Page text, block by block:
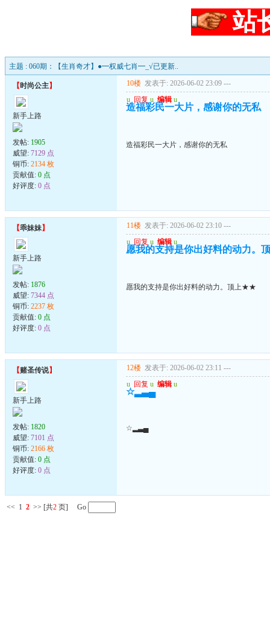
站
主题 : 060期：【生肖奇才】●━权威七肖━_√已更新..
【时尚公主】
新手上路
发帖: 1905
威望: 7129 点
铜币: 2134 枚
贡献值: 0 点
好评度: 0 点
10楼 发表于: 2026-06-02 23:09 ---
u 回复 u 编辑 u
造福彩民一大片，感谢你的无私
造福彩民一大片，感谢你的无私
【乖妹妹】
新手上路
发帖: 1876
威望: 7344 点
铜币: 2237 枚
贡献值: 0 点
好评度: 0 点
11楼 发表于: 2026-06-02 23:10 ---
u 回复 u 编辑 u
愿我的支持是你出好料的动力
愿我的支持是你出好料的动力。顶上★★
【赌圣传说】
新手上路
发帖: 1820
威望: 7101 点
铜币: 2166 枚
贡献值: 0 点
好评度: 0 点
12楼 发表于: 2026-06-02 23:11 ---
u 回复 u 编辑 u
☆▂▃▄
☆▂▃▄
<< 1 2 >> [共2 页] Go